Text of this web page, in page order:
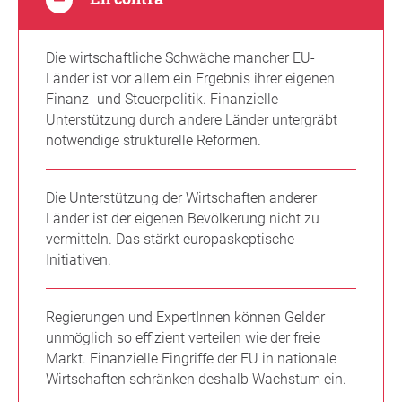
Die wirtschaftliche Schwäche mancher EU-
Länder ist vor allem ein Ergebnis ihrer eigenen
Finanz- und Steuerpolitik. Finanzielle
Unterstützung durch andere Länder untergräbt
notwendige strukturelle Reformen.
Die Unterstützung der Wirtschaften anderer
Länder ist der eigenen Bevölkerung nicht zu
vermitteln. Das stärkt europaskeptische
Initiativen.
Regierungen und ExpertInnen können Gelder
unmöglich so effizient verteilen wie der freie
Markt. Finanzielle Eingriffe der EU in nationale
Wirtschaften schränken deshalb Wachstum ein.